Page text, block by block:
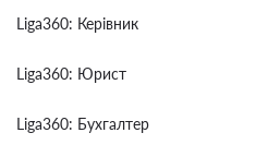
Liga360: Керівник
Liga360: Юрист
Liga360: Бухгалтер